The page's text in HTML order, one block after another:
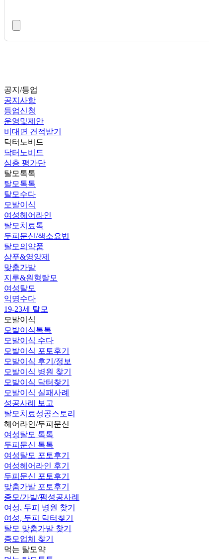
공지/등업
공지사항
등업신청
운영및제안
비대면 견적받기
닥터노비드
닥터노비드
심층 평가단
탈모톡톡
탈모톡톡
탈모수다
모발이식
여성헤어라인
탈모치료톡
두피문신/색소요법
탈모의약품
샴푸&영양제
맞춤가발
지루&원형탈모
여성탈모
익명수다
19-23세 탈모
모발이식
모발이식톡톡
모발이식 수다
모발이식 포토후기
모발이식 후기/정보
모발이식 병원 찾기
모발이식 닥터찾기
모발이식 실패사례
성공사례 보고
탈모치료성공스토리
헤어라인/두피문신
여성탈모 톡톡
두피문신 톡톡
여성탈모 포토후기
여성헤어라인 후기
두피문신 포토후기
맞춤가발 포토후기
증모/가발/펌성공사례
여성, 두피 병원 찾기
여성, 두피 닥터찾기
탈모 맞춤가발 찾기
증모업체 찾기
먹는 탈모약